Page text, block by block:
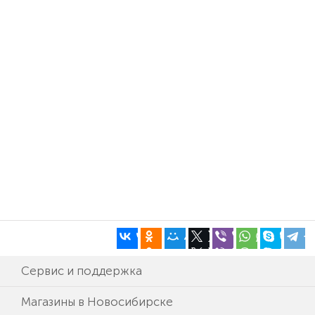
Сервис и поддержка
Магазины в Новосибирске